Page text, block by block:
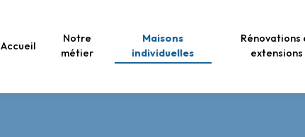
Accueil
Notre
métier
Maisons
individuelles
Rénovations
extensions